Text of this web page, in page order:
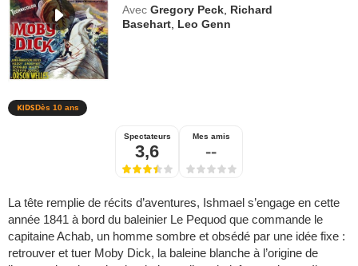
Avec Gregory Peck Richard
Basehart Leo Genn
Dès 10 ans
Spectateurs
3,6
Mes amis
--
La tête remplie de récits d’aventures, Ishmael s’engage en cette
année 1841 à bord du baleinier Le Pequod que commande le
capitaine Achab, un homme sombre et obsédé par une idée fixe :
retrouver et tuer Moby Dick, la baleine blanche à l’origine de